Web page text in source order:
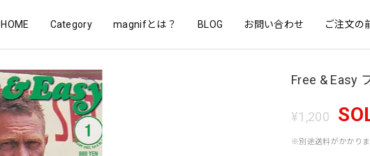
HOME Category magnifとは？ BLOG お問い合わせ ご注文の
Free & Easy
¥1,200
※別途送料がかかりま